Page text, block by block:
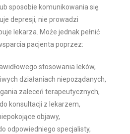
sposobie komunikowania się.
depresji, nie prowadzi
lekarza. Może jednak pełnić
pacjenta poprzez:
stosowania leków,
działaniach niepożądanych,
zaleceń terapeutycznych,
konsultacji z lekarzem,
objawy,
odpowiedniego specjalisty,